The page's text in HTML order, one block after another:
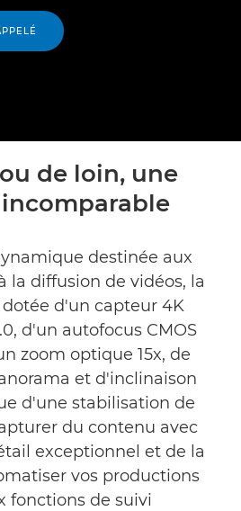
breadcrumbs
de loin, une
destinée aux
la diffusion de vidéos, la
dotée d'un capteur 4K
d'un autofocus CMOS
zoom optique 15x, de
et d'inclinaison
d'une stabilisation de
du contenu avec
exceptionnel et de la
vos productions
fonctions de suivi